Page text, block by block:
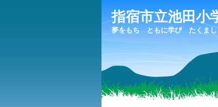
指宿市立池田小
夢をもち ともに学び たくま